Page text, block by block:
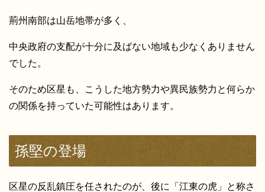
荊州南部は山岳地帯が多く、
中央政府の支配が十分に及ばない地域も少なくありません
でした。
そのため区星も、こうした地方勢力や異民族勢力と何らか
の関係を持っていた可能性はあります。
孫堅の登場
区星の反乱鎮圧を任されたのが、後に「江東の虎」と称さ